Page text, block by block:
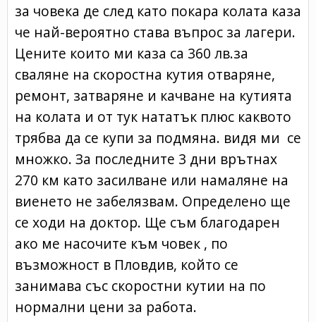
за човека де след като покара колата каза
че най-вероятно става въпрос за лагери.
Цените които ми каза са 360 лв.за
сваляне на скоростна кутия отваряне,
ремонт, затваряне и качване на кутията
на колата и от тук нататък плюс каквото
трябва да се купи за подмяна. видя ми се
множко. За последните 3 дни врътнах
270 км като засилване или намаляне на
виенето не забелязвам. Определено ще
се ходи на доктор. Ще съм благодарен
ако ме насочите към човек , по
възможност в Пловдив, който се
занимава със скоростни кутии на по
нормални цени за работа.